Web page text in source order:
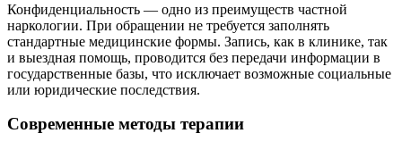
Конфиденциальность — одно из преимуществ частной
наркологии. При обращении не требуется заполнять
стандартные медицинские формы. Запись, как в клинике, так
и выездная помощь, проводится без передачи информации в
государственные базы, что исключает возможные социальные
или юридические последствия.
Современные методы терапии